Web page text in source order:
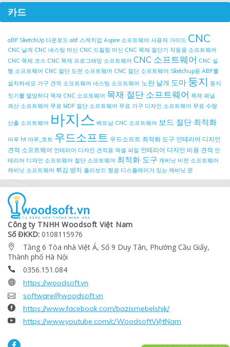
카드
aBF SketchUp 다운로드 abf 스케치업 Aspire 소프트웨어 사용자 가이드 CNC
CNC 날개 CNC 네스팅 머신 CNC 드릴링 머신 CNC 목재 절단기 작동용 소프트웨어
CNC 목재 코스 CNC 목재 프로그래밍 소프트웨어 CNC 소프트웨어 CNC 실
행 소프트웨어 CNC 절단 도면 소프트웨어 CNC 절단 소프트웨어 Sketchup용 ABF를
설치하세요 가구 견적 소프트웨어 네스팅 소프트웨어 노란 날개 도마 둥지 둥지
짓기를 열망하다 목재 CNC 소프트웨어 목재 절단 소프트웨어 목재 패널
계산 소프트웨어 무료 MDF 절단 소프트웨어 무료 가구 디자인 소프트웨어 무료 수량
산출 소프트웨어 바지스 베트남 CNC 소프트웨어 보드 절단 최적화
아푸 ht 아푸_흐트 우드소프트 우드소프트 최적화 도구 인테리어 디자인
견적 소프트웨어 인테리어 디자인 견적용 엑셀 파일 인테리어 디자인 비용 견적 인
테리어 디자인 소프트웨어 절단 소프트웨어 최적화 도구 캐비닛 비전 소프트웨어
캐비닛 소프트웨어 튀김 방지 폴리보드 형광 디스플레이가 있는 캐비닛 문
Công ty TNHH Woodsoft Việt Nam
Số ĐKKD: 0108115976

Tầng 6 Tòa nhà Việt Á, Số 9 Duy Tân, Phường Cầu Giấy,
Thành phố Hà Nội
 0356.151.084
 https://woodsoft.vn
 software@woodsoft.vn
 https://www.facebook.com/bazismebelshik/
 https://www.youtube.com/c/WoodsoftViệtNam